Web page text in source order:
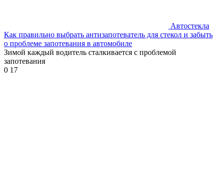
Автостекла
Как правильно выбрать антизапотеватель для стекол и забыть
о проблеме запотевания в автомобиле
Зимой каждый водитель сталкивается с проблемой
запотевания
0 17